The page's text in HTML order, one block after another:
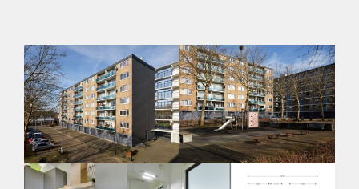
Huurtoeslag
Niet mogelijk
Inkomen eis
3,0 X Maandhuur Bruto
Huurtermijn
Onbepaalde termijn
Oplevering
Kaal